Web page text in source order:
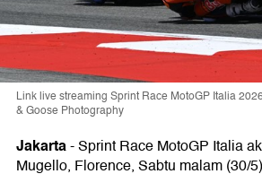
Link live streaming Sprint Race MotoGP Italia
& Goose Photography
Jakarta-Sprint Race MotoGP Italia
Mugello, Florence, Sabtu malam (30/